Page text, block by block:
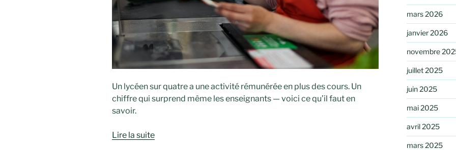
Un lycéen sur quatre a une activité rémunérée en plus des cours. Un
chiffre qui surprend même les enseignants — voici ce qu’il faut en
savoir.
Lire la suite
mars 2026
janvier 2026
novembre
juillet 2025
juin 2025
mai 2025
avril 2025
mars 2025